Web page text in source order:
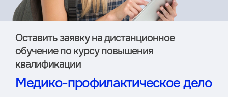
Оставить заявку на дистан­ционное
обучение по курсу повышения
квалификации
Медико-профилактическое дело